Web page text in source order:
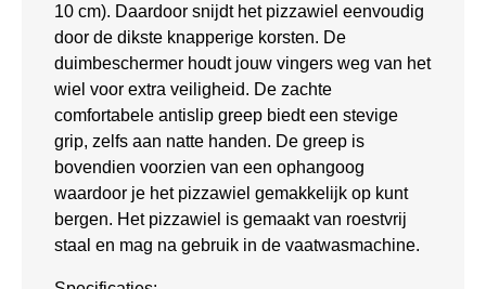
10 cm). Daardoor snijdt het pizzawiel eenvoudig
door de dikste knapperige korsten. De
duimbeschermer houdt jouw vingers weg van het
wiel voor extra veiligheid. De zachte
comfortabele antislip greep biedt een stevige
grip, zelfs aan natte handen. De greep is
bovendien voorzien van een ophangoog
waardoor je het pizzawiel gemakkelijk op kunt
bergen. Het pizzawiel is gemaakt van roestvrij
staal en mag na gebruik in de vaatwasmachine.